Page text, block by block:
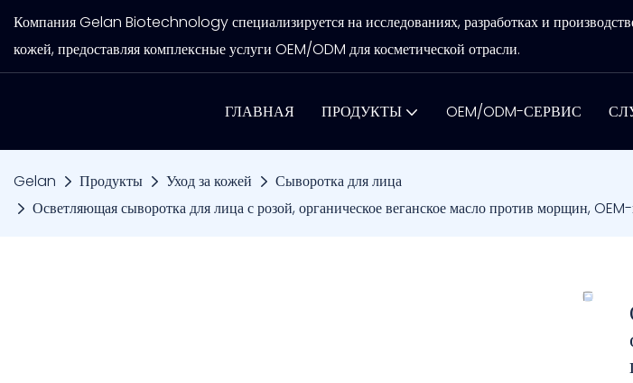
Компания Gelan Biotechnology специализируется на исследованиях, разработках и
кожей, предоставляя комплексные услуги OEM/ODM для косметической отрасли.
ГЛАВНАЯ ПРОДУКТЫ OEM/ODM-СЕРВИС
Gelan Продукты Уход за кожей
Сыворотка для лица
Осветляющая сыворотка для лица с розой, органическое веганское масло против морщин,